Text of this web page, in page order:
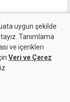
uygun şekilde
Tanımlama
ve içerikleri
Veri ve Çerez